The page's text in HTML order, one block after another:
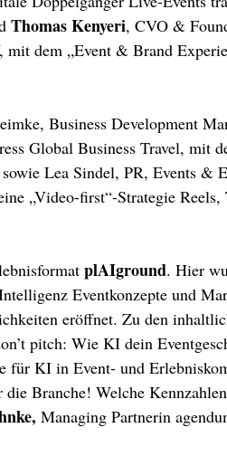
Thomas Kenyeri, CVO &
dem „Event & Brand
Business Development
Global Business Travel, mit
Lea Sindel, PR, Events &
„Video-first“-Strategie
plAIground. Hier
Eventkonzepte und
eröffnet. Zu den
pitch: Wie KI dein
für KI in Event- und
Branche! Welche
Managing Partnerin